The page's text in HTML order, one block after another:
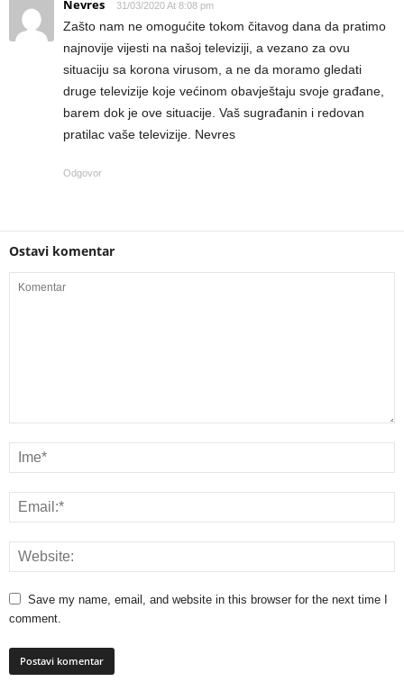
Nevres 31/03/2020 At 8:08 pm
Zašto nam ne omogućite tokom čitavog dana da pratimo
najnovije vijesti na našoj televiziji, a vezano za ovu
situaciju sa korona virusom, a ne da moramo gledati
druge televizije koje većinom obavještaju svoje građane,
barem dok je ove situacije. Vaš sugrađanin i redovan
pratilac vaše televizije. Nevres
Odgovor
Ostavi komentar
Save my name, email, and website in this browser for the next time I
comment.